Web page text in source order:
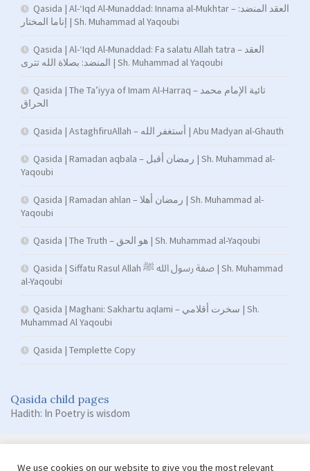
Qasida | Al-‘Iqd Al-Munaddad: Innama al-Mukhtar – العقد المنضد:
إناما المختار | Sh. Muhammad al Yaqoubi
Qasida | Al-‘Iqd Al-Munaddad: Fa salatu Allah tatra – العقد
المنضد: بصلاة الله تترى | Sh. Muhammad al Yaqoubi
Qasida | The Ta’iyya of Imam Al-Harraq – تائية الإمام محمد
الحراق
Qasida | AstaghfiruAllah – أستغفر الله | Abu Madyan al-Ghauth
Qasida | Ramadan aqbala – رمضان أقبل | Sh. Muhammad al-
Yaqoubi
Qasida | Ramadan ahlan – رمضان أهلا | Sh. Muhammad al-
Yaqoubi
Qasida | The Truth – هو الحق | Sh. Muhammad al-Yaqoubi
Qasida | Siffatu Rasul Allah صفة رسول الله ﷺ | Sh. Muhammad
al-Yaqoubi
Qasida | Maghani: Sakhartu aqlami – سخرت أقلامي | Sh.
Muhammad Al Yaqoubi
Qasida | Templette Copy
Qasida child pages
Hadith: In Poetry is wisdom
We use cookies on our website to give you the most relevant